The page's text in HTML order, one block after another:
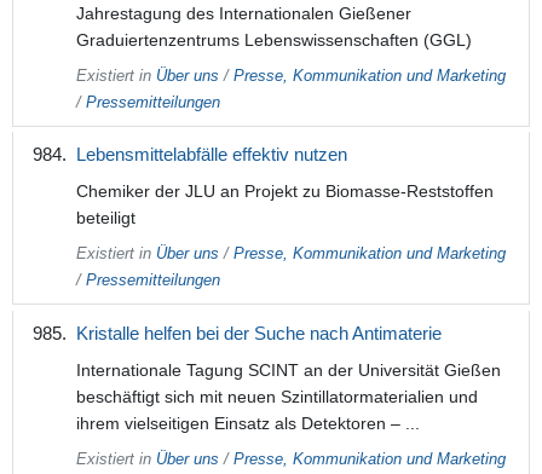
Jahrestagung des Internationalen Gießener
Graduiertenzentrums Lebenswissenschaften (GGL)
Existiert in Über uns / Presse, Kommunikation und Marketing
/ Pressemitteilungen
Lebensmittelabfälle effektiv nutzen
Chemiker der JLU an Projekt zu Biomasse-Reststoffen
beteiligt
Existiert in Über uns / Presse, Kommunikation und Marketing
/ Pressemitteilungen
Kristalle helfen bei der Suche nach Antimaterie
Internationale Tagung SCINT an der Universität Gießen
beschäftigt sich mit neuen Szintillatormaterialien und
ihrem vielseitigen Einsatz als Detektoren – ...
Existiert in Über uns / Presse, Kommunikation und Marketing